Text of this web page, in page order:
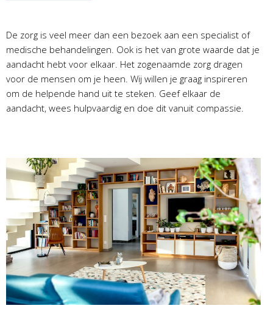
De zorg is veel meer dan een bezoek aan een specialist of
medische behandelingen. Ook is het van grote waarde dat je
aandacht hebt voor elkaar. Het zogenaamde zorg dragen
voor de mensen om je heen. Wij willen je graag inspireren
om de helpende hand uit te steken. Geef elkaar de
aandacht, wees hulpvaardig en doe dit vanuit compassie.